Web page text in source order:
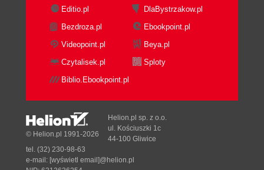
High-level requirements
Supporting multiple accounts
Authorizing user access to data
Verifying Shopify requests
requests
Verifying webhook requests
Installing from the Shopify App Store
Subscribing to and processing
Shopify Webhooks
Summary
Editio.pl
DlaBystrzakow.pl
Bezdroza.pl
Ebookpoint.pl
Videopoint.pl
Beya.pl
Czytalisek.pl
Sploty
Biblio.Ebookpoint.pl
© Helion.pl 1991-2026
Helion.pl sp. z o.o.
ul. Kościuszki 1c
44-100 Gliwice
tel. (32) 230-98-63
e-mail: [wyświetl email]@helion.pl